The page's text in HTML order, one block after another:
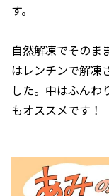
す。
自然解凍でそのま
はレンチンで解凍
した。中はふんわ
もオススメです！